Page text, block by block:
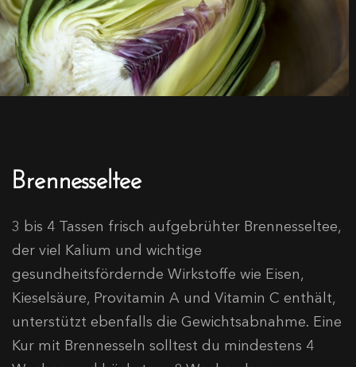
Brennesseltee
3 bis 4 Tassen frisch aufgebrühter Brennesseltee,
der viel Kalium und wichtige
gesundheitsfördernde Wirkstoffe wie Eisen,
Kieselsäure, Provitamin A und Vitamin C enthält,
unterstützt ebenfalls die Gewichtsabnahme. Eine
Kur mit Brennesseln solltest du mindestens 4